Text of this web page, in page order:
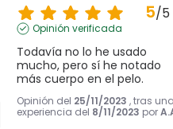
5/5
Opinión verificada
Todavía no lo he usado
mucho, pero sí he notado
más cuerpo en el pelo.
Opinión del 25/11/2023 , tras
experiencia del 8/11/2023 por